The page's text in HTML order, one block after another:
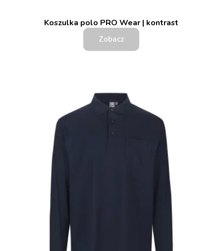
Koszulka polo PRO Wear | kontrast
Zobacz